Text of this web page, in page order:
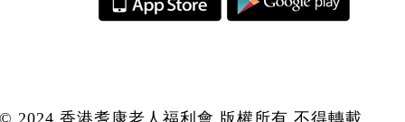
2024 香港耆康老人福利會 版權所有 不得轉載